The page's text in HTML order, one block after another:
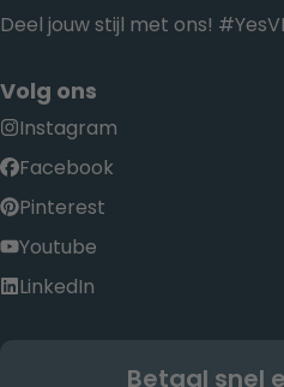
Deel jouw stijl met ons!
Volg ons
Instagram
Facebook
Pinterest
Youtube
LinkedIn
Betaal snel